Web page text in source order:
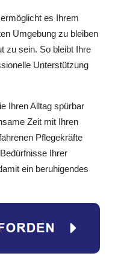
es Ihrem
Umgebung zu bleiben
zu sein. So bleibt Ihre
Unterstützung
Ihren Alltag spürbar
Zeit mit Ihren
Pflegekräfte
Ihrer
ein beruhigendes